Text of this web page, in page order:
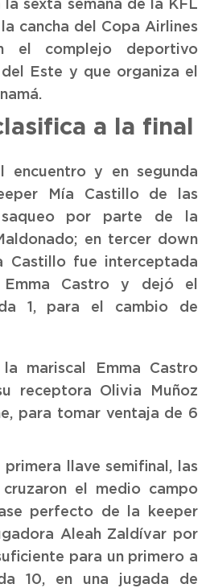
sexta semana de la KFL
cancha del Copa Airlines
el complejo deportivo
Este y que organiza el
a la final
encuentro y en segunda
Mía Castillo de las
por parte de la
en tercer down
Castillo fue interceptada
Castro y dejó el
1, para el cambio de
mariscal Emma Castro
receptora Olivia Muñoz
para tomar ventaja de 6
llave semifinal, las
el medio campo
perfecto de la keeper
Aleah Zaldívar por
para un primero a
10, en una jugada de